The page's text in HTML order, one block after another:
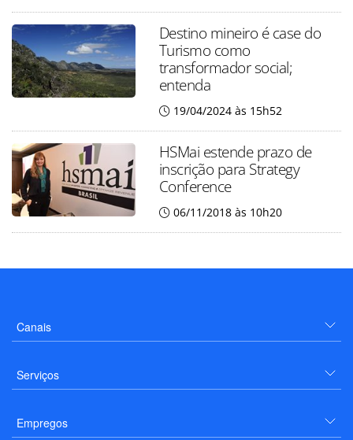
Destino mineiro é case do
Turismo como
transformador social;
entenda
19/04/2024 às 15h52
HSMai estende prazo de
inscrição para Strategy
Conference
06/11/2018 às 10h20
Canais
Serviços
Empregos